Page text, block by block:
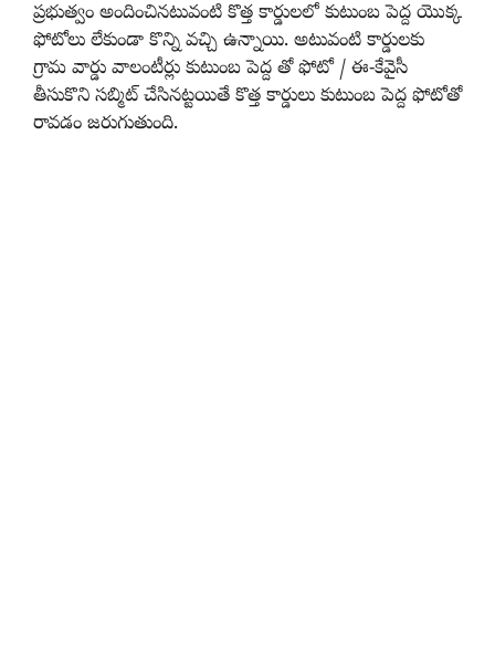
ప్రభుత్వం అందించినటువంటి కొత్త కార్డులలో కుటుంబ పెద్ద యొక్క
ఫోటోలు లేకుండా కొన్ని వచ్చి ఉన్నాయి. అటువంటి కార్డులకు
గ్రామ వార్డు వాలంటీర్లు కుటుంబ పెద్ద తో ఫోటో / ఈ-కేవైసీ
తీసుకొని సబ్మిట్ చేసినట్టయితే కొత్త కార్డులు కుటుంబ పెద్ద ఫోటోతో
రావడం జరుగుతుంది.